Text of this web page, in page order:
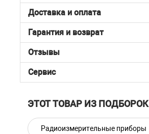
Доставка и оплата
Гарантия и возврат
Отзывы
Сервис
ЭТОТ ТОВАР ИЗ ПОДБОРОК
Радиоизмерительные приборы